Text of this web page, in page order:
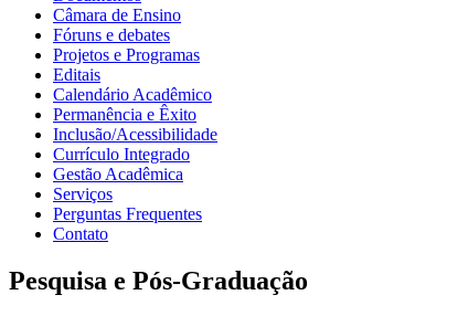
Câmara de Ensino
Fóruns e debates
Projetos e Programas
Editais
Calendário Acadêmico
Permanência e Êxito
Inclusão/Acessibilidade
Currículo Integrado
Gestão Acadêmica
Serviços
Perguntas Frequentes
Contato
Pesquisa e Pós-Graduação